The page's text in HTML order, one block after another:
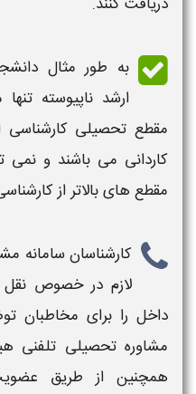
به طور مثال
ارشد ناپیوسته تنها
مقطع تحصیلی کارشناسی
کاردانی می باشند و نمی
مقطع های بالاتر از
کارشناسان سامانه
لازم در خصوص
داخل را برای مخاطبان
مشاوره تحصیلی تلفنی
همچنین از طریق